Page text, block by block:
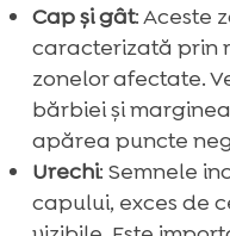
Cap și gât: Aceste
caracterizată prin
zonelor afectate.
bărbiei și
apărea puncte
Urechi: Semnele
capului, exces de